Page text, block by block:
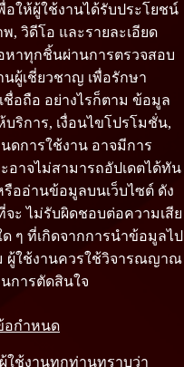
อให้ผู้ใช้งานได้รับประโยชน์
, วิดีโอ และรายละเอียด
หาทุกชิ้นผ่านการตรวจสอบ
ผู้เชี่ยวชาญ เพื่อรักษา
อถือ อย่างไรก็ตาม ข้อมูล
บริการ, เงื่อนไขโปรโมชั่น,
ดการใช้งาน อาจมีการ
อาจไม่สามารถอัปเดตได้ทัน
รืออ่านข้อมูลบนเว็บไซต์ ดัง
จะ ไม่รับผิดชอบต่อความเสีย
ๆ ที่เกิดจากการนำข้อมูลไป
ผู้ใช้งานควรใช้วิจารณญาณ
การตัดสินใจ
อกำหนด
ผู้ใช้งานทุกท่านทราบว่า